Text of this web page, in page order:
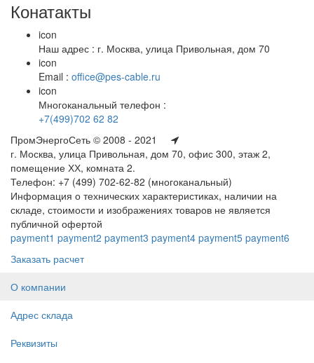
Конатакты
icon
Наш адрес : г. Москва, улица Привольная, дом 70
icon
Email : office@pes-cable.ru
icon
Многоканальный телефон :
+7(499)702 62 82
ПромЭнергоСеть © 2008 - 2021
г. Москва, улица Привольная, дом 70, офис 300, этаж 2,
помещение ХХ, комната 2.
Телефон: +7 (499) 702-62-82 (многоканальный)
Информация о технических характеристиках, наличии на
складе, стоимости и изображениях товаров не является
публичной офертой
payment1 payment2 payment3 payment4 payment5 payment6
Заказать расчет
О компании
Адрес склада
Реквизиты